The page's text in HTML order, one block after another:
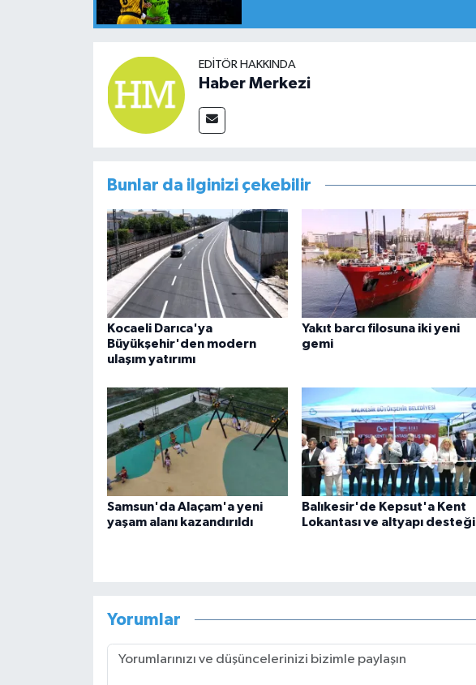
EDITÖR HAKKINDA
Haber Merkezi
Bunlar da ilginizi çekebilir
Kocaeli Darıca'ya
Büyükşehir'den modern
ulaşım yatırımı
Yakıt barcı filosuna iki yeni
gemi
Samsun'da Alaçam'a yeni
yaşam alanı kazandırıldı
Balıkesir'de Kepsut'a Kent
Lokantası ve altyapı desteği
Yorumlar